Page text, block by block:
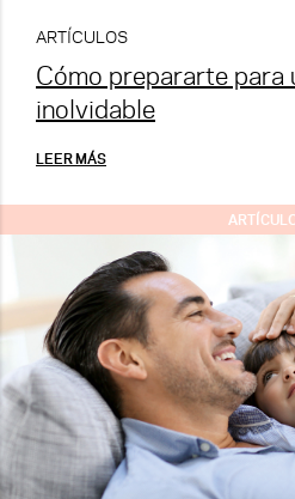
ARTÍCULOS
Cómo prepararte para
inolvidable
LEER MÁS